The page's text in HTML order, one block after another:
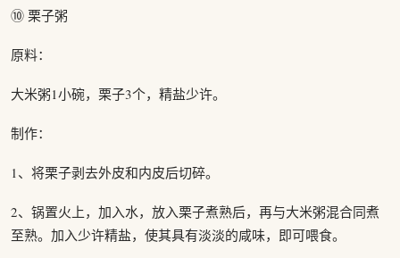
⑩ 栗子粥
原料：
大米粥1小碗，栗子3个，精盐少许。
制作：
1、将栗子剥去外皮和内皮后切碎。
2、锅置火上，加入水，放入栗子煮熟后，再与大米粥混合同煮
至熟。加入少许精盐，使其具有淡淡的咸味，即可喂食。